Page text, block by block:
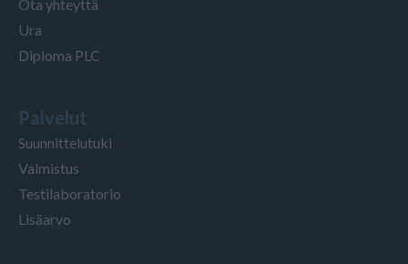
Ota yhteyttä
Ura
Diploma PLC
Palvelut
Suunnittelutuki
Valmistus
Testilaboratorio
Lisäarvo